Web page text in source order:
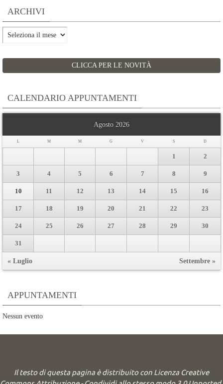
ARCHIVI
Archivi
CLICCA PER LE NOVITÀ
CALENDARIO APPUNTAMENTI
Agosto 2026
L M M G V S D
1 2
3 4 5 6 7 8 9
10 11 12 13 14 15 16
17 18 19 20 21 22 23
24 25 26 27 28 29 30
31
« Luglio Settembre »
APPUNTAMENTI
Nessun evento
Il testo di questa pagina è distribuito con Licenza Creative